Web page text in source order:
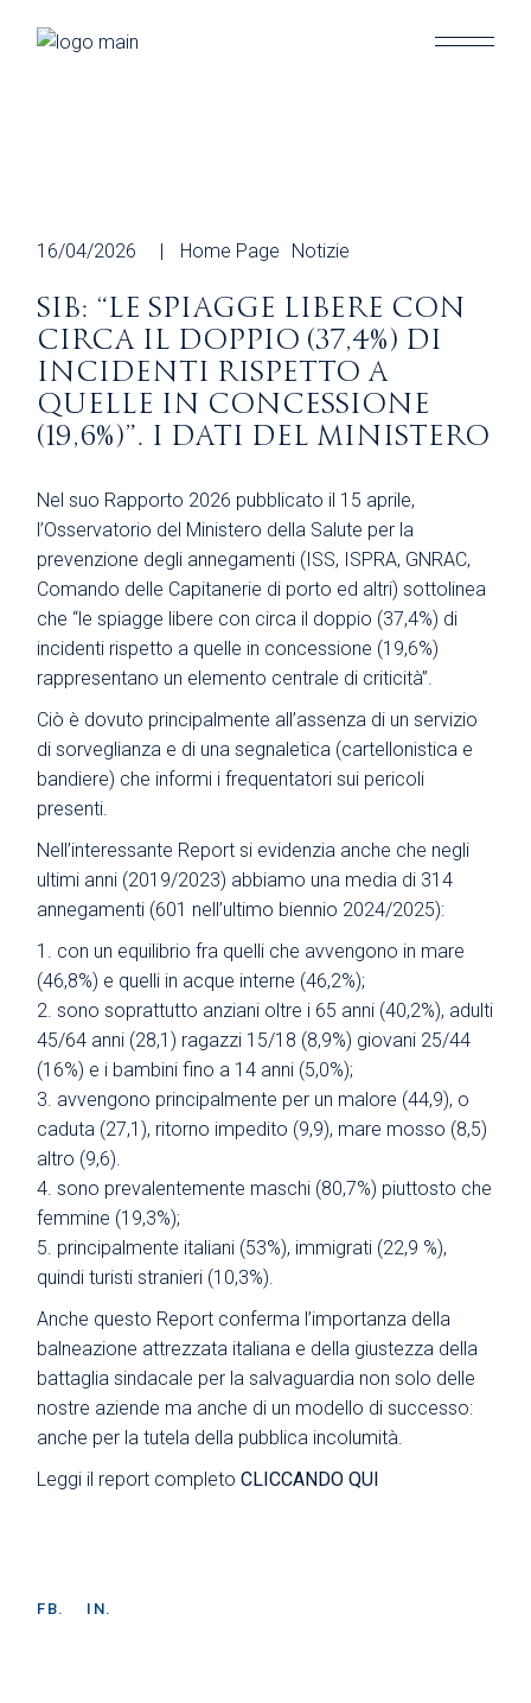
16/04/2026 Home Page Notizie
SIB: “LE SPIAGGE LIBERE CON
CIRCA IL DOPPIO (37,4%) DI
INCIDENTI RISPETTO A
QUELLE IN CONCESSIONE
(19,6%)”. I DATI DEL MINISTERO
Nel suo Rapporto 2026 pubblicato il 15 aprile,
l’Osservatorio del Ministero della Salute per la
prevenzione degli annegamenti (ISS, ISPRA, GNRAC,
Comando delle Capitanerie di porto ed altri) sottolinea
che “le spiagge libere con circa il doppio (37,4%) di
incidenti rispetto a quelle in concessione (19,6%)
rappresentano un elemento centrale di criticità”.
Ciò è dovuto principalmente all’assenza di un servizio
di sorveglianza e di una segnaletica (cartellonistica e
bandiere) che informi i frequentatori sui pericoli
presenti.
Nell’interessante Report si evidenzia anche che negli
ultimi anni (2019/2023) abbiamo una media di 314
annegamenti (601 nell’ultimo biennio 2024/2025):
1. con un equilibrio fra quelli che avvengono in mare
(46,8%) e quelli in acque interne (46,2%);
2. sono soprattutto anziani oltre i 65 anni (40,2%), adulti
45/64 anni (28,1) ragazzi 15/18 (8,9%) giovani 25/44
(16%) e i bambini fino a 14 anni (5,0%);
3. avvengono principalmente per un malore (44,9), o
caduta (27,1), ritorno impedito (9,9), mare mosso (8,5)
altro (9,6).
4. sono prevalentemente maschi (80,7%) piuttosto che
femmine (19,3%);
5. principalmente italiani (53%), immigrati (22,9 %),
quindi turisti stranieri (10,3%).
Anche questo Report conferma l’importanza della
balneazione attrezzata italiana e della giustezza della
battaglia sindacale per la salvaguardia non solo delle
nostre aziende ma anche di un modello di successo:
anche per la tutela della pubblica incolumità.
Leggi il report completoCLICCANDO QUI
FB. IN.